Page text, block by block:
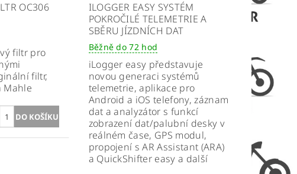
OC306
filtr pro
filtr,
Mahle
ILOGGER EASY SYSTÉM
POKROČILÉ TELEMETRIE A
SBĚRU JÍZDNÍCH DAT
Běžně do 72 hod
iLogger easy představuje
novou generaci systémů
telemetrie, aplikace pro
Android a iOS telefony, záznam
dat a analyzátor s funkcí
zobrazení dat/palubní desky v
reálném čase, GPS modul,
propojení s AR Assistant (ARA)
a QuickShifter easy a další